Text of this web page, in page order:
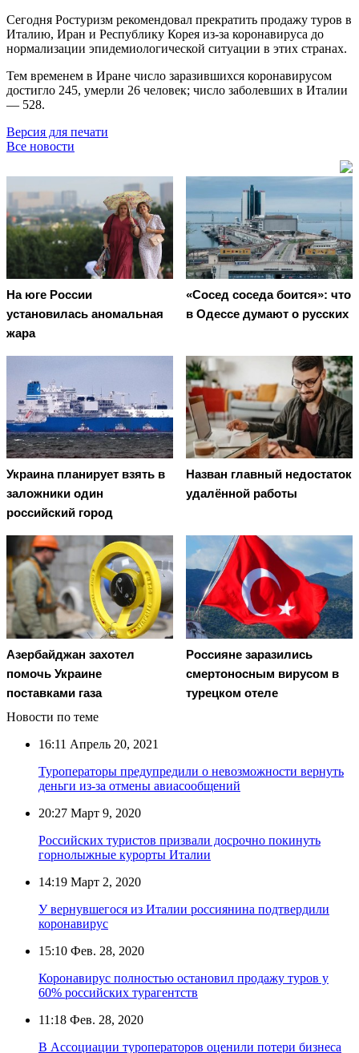
Сегодня Ростуризм рекомендовал прекратить продажу туров в
Италию, Иран и Республику Корея из-за коронавируса до
нормализации эпидемиологической ситуации в этих странах.
Тем временем в Иране число заразившихся коронавирусом
достигло 245, умерли 26 человек; число заболевших в Италии
— 528.
Версия для печати
Все новости
На юге России
установилась аномальная
жара
«Сосед соседа боится»: что
в Одессе думают о русских
Украина планирует взять в
заложники один
российский город
Назван главный недостаток
удалённой работы
Азербайджан захотел
помочь Украине
поставками газа
Россияне заразились
смертоносным вирусом в
турецком отеле
Новости по теме
16:11 Апрель 20, 2021
Туроператоры предупредили о невозможности вернуть
деньги из-за отмены авиасообщений
20:27 Март 9, 2020
Российских туристов призвали досрочно покинуть
горнолыжные курорты Италии
14:19 Март 2, 2020
У вернувшегося из Италии россиянина подтвердили
коронавирус
15:10 Фев. 28, 2020
Коронавирус полностью остановил продажу туров у
60% российских турагентств
11:18 Фев. 28, 2020
В Ассоциации туроператоров оценили потери бизнеса